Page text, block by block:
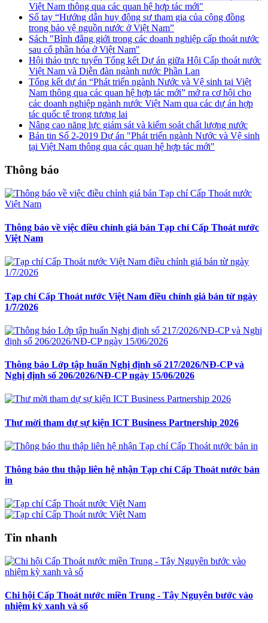
Việt Nam thông qua các quan hệ hợp tác mới"
Sổ tay “Hướng dẫn huy động sự tham gia của cộng đồng
trong bảo vệ nguồn nước ở Việt Nam”
Sách "Bình đẳng giới trong các doanh nghiệp cấp thoát nước
sau cổ phần hóa ở Việt Nam"
Hội thảo trực tuyến Tổng kết Dự án giữa Hội Cấp thoát nước
Việt Nam và Diễn đàn ngành nước Phần Lan
Tổng kết dự án “Phát triển ngành Nước và Vệ sinh tại Việt
Nam thông qua các quan hệ hợp tác mới” mở ra cơ hội cho
các doanh nghiệp ngành nước Việt Nam qua các dự án hợp
tác quốc tế trong tương lai
Nâng cao năng lực giám sát và kiểm soát chất lượng nước
Bản tin Số 2-2019 Dự án "Phát triển ngành Nước và Vệ sinh
tại Việt Nam thông qua các quan hệ hợp tác mới"
Thông báo
Thông báo về việc điều chỉnh giá bán Tạp chí Cấp Thoát nước
Việt Nam
Tạp chí Cấp Thoát nước Việt Nam điều chỉnh giá bán từ ngày
1/7/2026
Thông báo Lớp tập huấn Nghị định số 217/2026/NĐ-CP và
Nghị định số 206/2026/NĐ-CP ngày 15/06/2026
Thư mời tham dự sự kiện ICT Business Partnership 2026
Thông báo thu thập liên hệ nhận Tạp chí Cấp Thoát nước bản
in
Tin nhanh
Chi hội Cấp Thoát nước miền Trung - Tây Nguyên bước vào
nhiệm kỳ xanh và số